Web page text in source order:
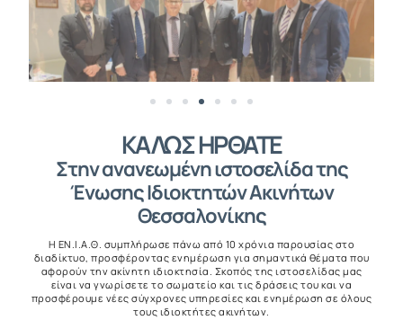
ΚΑΛΩΣ ΗΡΘΑΤΕ
Στην ανανεωμένη ιστοσελίδα της
Ένωσης Ιδιοκτητών Ακινήτων
Θεσσαλονίκης
Η ΕΝ.Ι.Α.Θ. συμπλήρωσε πάνω από 10 χρόνια παρουσίας στο
διαδίκτυο, προσφέροντας ενημέρωση για σημαντικά θέματα που
αφορούν την ακίνητη ιδιοκτησία. Σκοπός της ιστοσελίδας μας
είναι να γνωρίσετε το σωματείο και τις δράσεις του και να
προσφέρουμε νέες σύγχρονες υπηρεσίες και ενημέρωση σε όλους
τους ιδιοκτήτες ακινήτων.